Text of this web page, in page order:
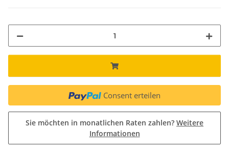
Consent erteilen
Sie möchten in monatlichen Raten zahlen? Weitere
Informationen